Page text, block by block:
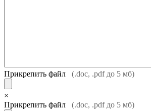
Прикрепить файл (.doc, .pdf до 5 мб)
×
Прикрепить файл
(.doc, .pdf до 5 мб)